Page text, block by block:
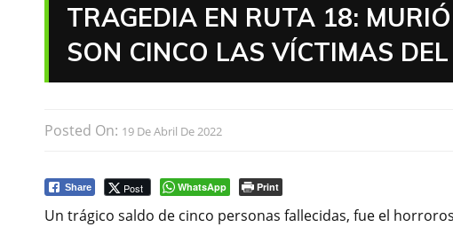
TRAGEDIA EN RUTA 18:
SON CINCO LAS VÍCTIMAS
Posted On: 19 De Abril De 2022
Share Post WhatsApp Print
Un trágico saldo de cinco personas fallecidas, fue el